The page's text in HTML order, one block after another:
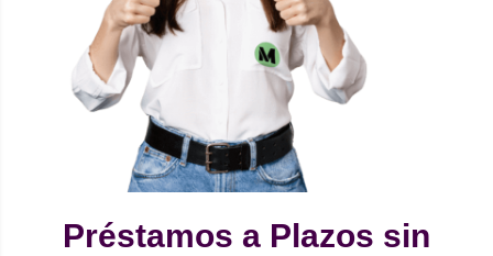
Préstamos a Plazos sin